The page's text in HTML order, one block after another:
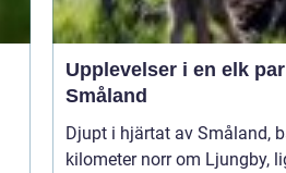
Upplevelser i en elk
Småland
Djupt i hjärtat av Småland,
kilometer norr om Ljungby,